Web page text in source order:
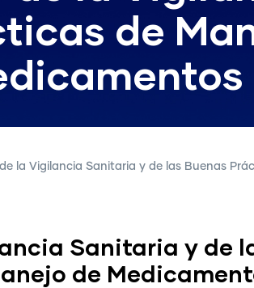
de
la Vigilancia Sanitaria y de las Buenas
Sanitaria y de
de